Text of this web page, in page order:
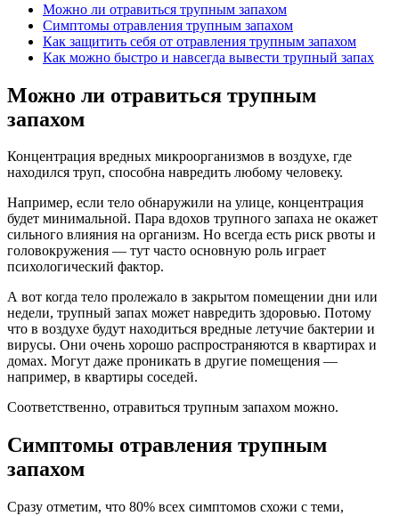
Можно ли отравиться трупным запахом
Симптомы отравления трупным запахом
Как защитить себя от отравления трупным запахом
Как можно быстро и навсегда вывести трупный запах
Можно ли отравиться трупным
запахом
Концентрация вредных микроорганизмов в воздухе, где
находился труп, способна навредить любому человеку.
Например, если тело обнаружили на улице, концентрация
будет минимальной. Пара вдохов трупного запаха не окажет
сильного влияния на организм. Но всегда есть риск рвоты и
головокружения — тут часто основную роль играет
психологический фактор.
А вот когда тело пролежало в закрытом помещении дни или
недели, трупный запах может навредить здоровью. Потому
что в воздухе будут находиться вредные летучие бактерии и
вирусы. Они очень хорошо распространяются в квартирах и
домах. Могут даже проникать в другие помещения —
например, в квартиры соседей.
Соответственно, отравиться трупным запахом можно.
Симптомы отравления трупным
запахом
Сразу отметим, что 80% всех симптомов схожи с теми,